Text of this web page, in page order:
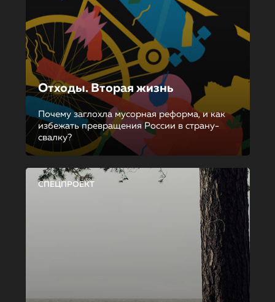
Отходы. Вторая жизнь
Почему заглохла мусорная реформа, и как
избежать превращения России в страну-
свалку?
СПЕЦПРОЕКТ